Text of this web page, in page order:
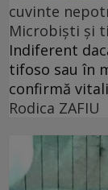
cuvinte
Microbiști și
Indiferent
tifoso sau în
confirmă
Rodica ZAFIU